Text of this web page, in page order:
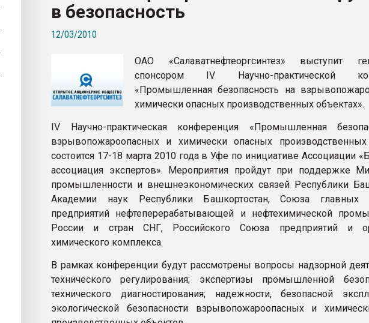
26.07.2022 "Сибирский титан" стал
намного дороже
ПЕРЕЙТИ НА ФОРУМ
в безопасность
12/03/2010
ОАО «Салаватнефтеоргсинтез» выступит
спонсором IV Научно-практической
«Промышленная безопасность на
химически опасных производственных объектах».
IV Научно-практическая конференция «Промышленная
взрывопожароопасных и химически опасных производственных
состоится 17-18 марта 2010 года в Уфе по инициативе Ассоциации
ассоциация экспертов». Мероприятия пройдут при поддержке
промышленности и внешнеэкономических связей Республики
Академии наук Республики Башкортостан, Союза главных
предприятий нефтеперерабатывающей и нефтехимической
России и стран СНГ, Российского Союза предприятий и
химического комплекса.
В рамках конференции будут рассмотрены вопросы надзорной
технического регулирования; экспертизы промышленной
технического диагностирования; надежности, безопасной
экологической безопасности взрывопожароопасных и